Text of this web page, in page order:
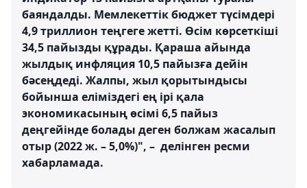
баяндалды. Мемлекеттік бюджет түсімдері
4,9 триллион теңгеге жетті. Өсім көрсеткіші
34,5 пайызды құрады. Қараша айында
жылдық инфляция 10,5 пайызға дейін
бәсеңдеді. Жалпы, жыл қорытындысы
бойынша еліміздегі ең ірі қала
экономикасының өсімі 6,5 пайыз
деңгейінде болады деген болжам жасалып
отыр (2022 ж. – 5,0%)", – делінген ресми
хабарламада.